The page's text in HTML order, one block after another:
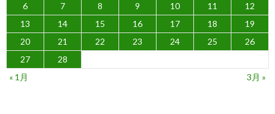
6
7 8 9 10 11
12
13
14 15 16 17 18
19
20
21 22 23 24 25
26
27
28
« 1月
3月 »